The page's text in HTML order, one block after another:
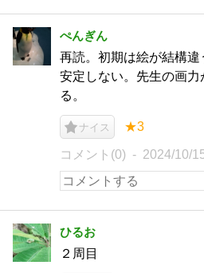
ぺんぎん
再読。初期は絵が結構
安定しない。先生の画
る。
ナイス ★3
コメント(0) 2024/10/
ひるお
２周目